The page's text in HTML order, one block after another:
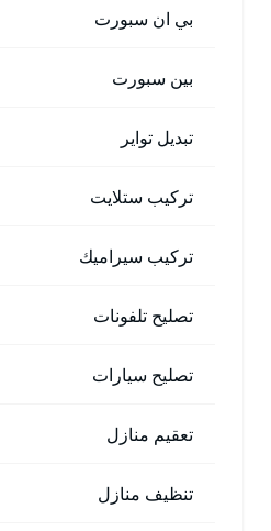
بي ان سبورت
بين سبورت
تبديل تواير
تركيب ستلايت
تركيب سيراميك
تصليح تلفونات
تصليح سيارات
تعقيم منازل
تنظيف منازل